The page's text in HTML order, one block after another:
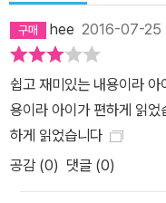
hee 2016-07-25
쉽고 재미있는 내용이라
용이라 아이가 편하게 읽
하게 읽었습니다
공감 (0) 댓글 (0)